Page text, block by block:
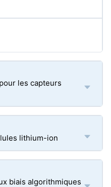
les capteurs
lithium-ion
biais algorithmiques